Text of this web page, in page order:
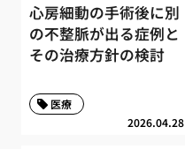
心房細動の手術後に別
の不整脈が出る症例と
その治療方針の検討
2026.04.28
医療